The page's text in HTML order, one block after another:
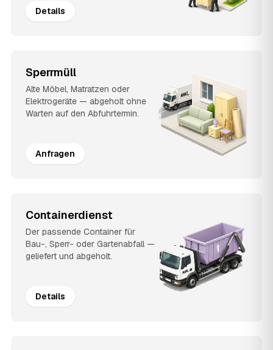
Details
Sperrmüll
Alte Möbel, Matratzen oder
Elektrogeräte — abgeholt ohne
Warten auf den Abfuhrtermin.
Anfragen
Containerdienst
Der passende Container für
Bau-, Sperr- oder Gartenabfall —
geliefert und abgeholt.
Details